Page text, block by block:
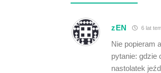
zEN 6 lat
Nie popieram
pytanie: gdzie
nastolatek